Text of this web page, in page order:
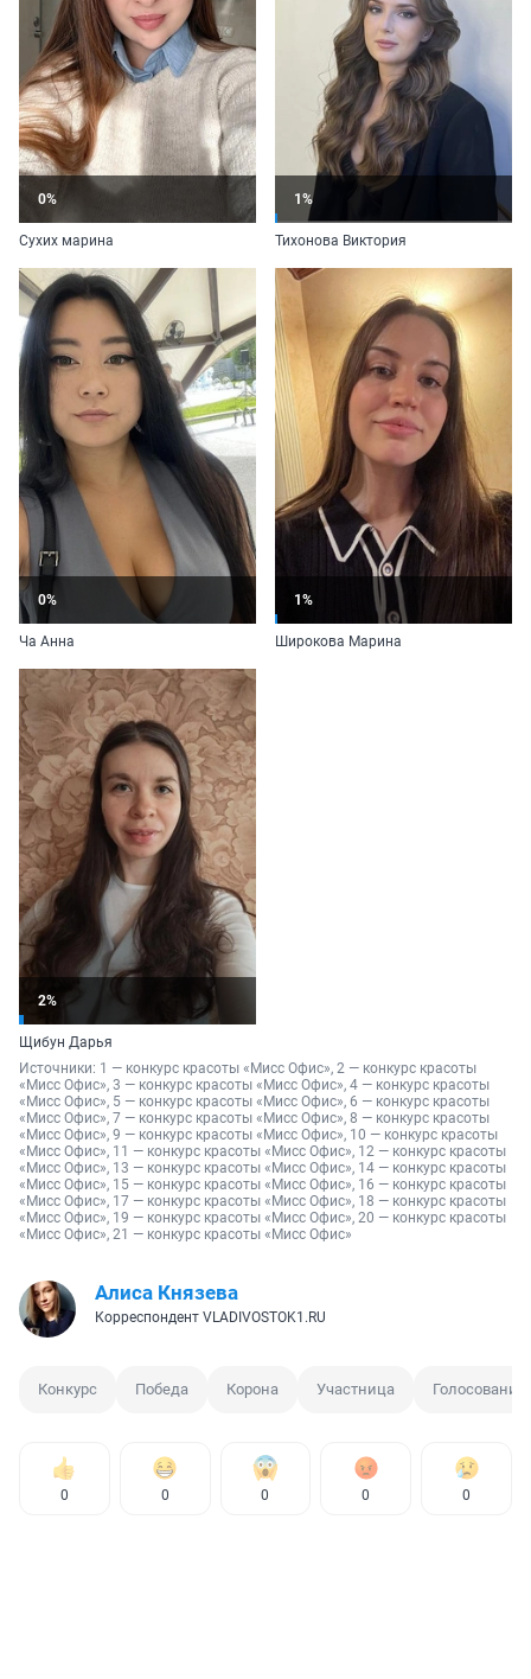
0%
Сухих марина
1%
Тихонова Виктория
0%
Ча Анна
1%
Широкова Марина
2%
Щибун Дарья
Источники: 1 — конкурс красоты «Мисс Офис», 2 — конкурс красоты
«Мисс Офис», 3 — конкурс красоты «Мисс Офис», 4 — конкурс красоты
«Мисс Офис», 5 — конкурс красоты «Мисс Офис», 6 — конкурс красоты
«Мисс Офис», 7 — конкурс красоты «Мисс Офис», 8 — конкурс красоты
«Мисс Офис», 9 — конкурс красоты «Мисс Офис», 10 — конкурс красоты
«Мисс Офис», 11 — конкурс красоты «Мисс Офис», 12 — конкурс красоты
«Мисс Офис», 13 — конкурс красоты «Мисс Офис», 14 — конкурс красоты
«Мисс Офис», 15 — конкурс красоты «Мисс Офис», 16 — конкурс красоты
«Мисс Офис», 17 — конкурс красоты «Мисс Офис», 18 — конкурс красоты
«Мисс Офис», 19 — конкурс красоты «Мисс Офис», 20 — конкурс красоты
«Мисс Офис», 21 — конкурс красоты «Мисс Офис»
Алиса Князева
Корреспондент VLADIVOSTOK1.RU
Конкурс Победа Корона Участница Голосование
0 0 0 0 0